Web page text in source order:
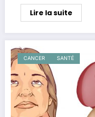
Lire la suite
CANCER SANTÉ